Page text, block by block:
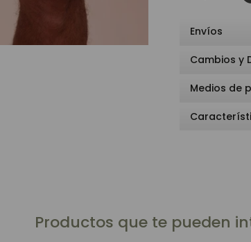
Envíos
Cambios y
Medios de
Productos que te pueden